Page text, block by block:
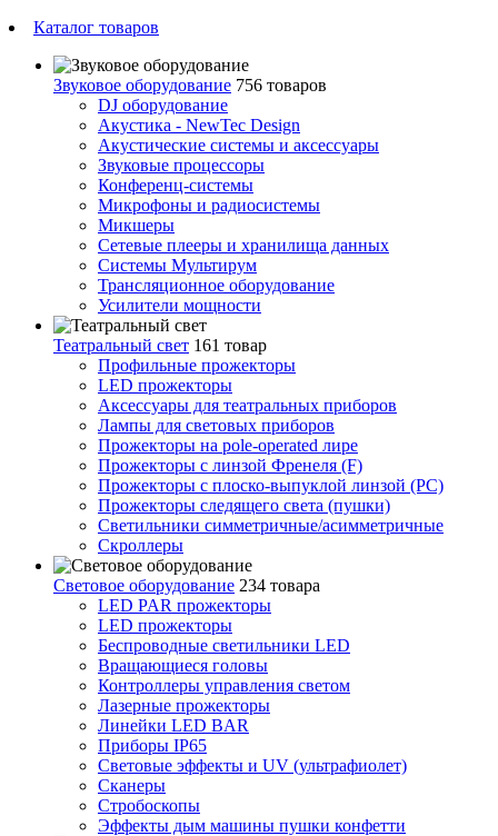
Каталог товаров
Звуковое оборудование 756 товаров
DJ оборудование
Акустика - NewTec Design
Акустические системы и аксессуары
Звуковые процессоры
Конференц-системы
Микрофоны и радиосистемы
Микшеры
Сетевые плееры и хранилища данных
Системы Мультирум
Трансляционное оборудование
Усилители мощности
Театральный свет 161 товар
Профильные прожекторы
LED прожекторы
Аксессуары для театральных приборов
Лампы для световых приборов
Прожекторы на pole-operated лире
Прожекторы с линзой Френеля (F)
Прожекторы с плоско-выпуклой линзой (PC)
Прожекторы следящего света (пушки)
Светильники симметричные/асимметричные
Скроллеры
Световое оборудование 234 товара
LED PAR прожекторы
LED прожекторы
Беспроводные светильники LED
Вращающиеся головы
Контроллеры управления светом
Лазерные прожекторы
Линейки LED BAR
Приборы IP65
Световые эффекты и UV (ультрафиолет)
Сканеры
Стробоскопы
Эффекты дым машины пушки конфетти